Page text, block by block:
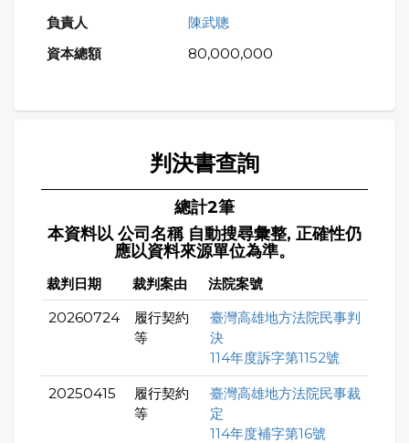
陳武聰
80,000,000
判決書查詢
總計2筆
本資料以 公司名稱 自動搜尋彙整, 正確性仍
應以資料來源單位為準。
裁判日期 裁判案由 法院案號
20260724
履行契約
等
臺灣高雄地方法院民事判
決
114年度訴字第1152號
20250415
履行契約
等
臺灣高雄地方法院民事裁
定
114年度補字第16號